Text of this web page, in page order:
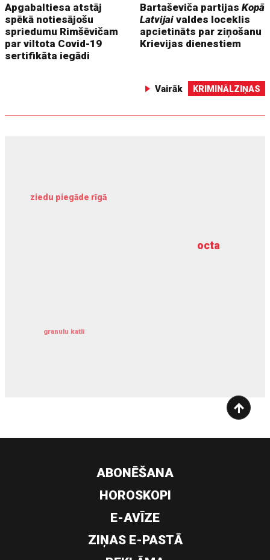
Apgabaltiesa atstāj
spēkā notiesājošu
spriedumu Rimšēvičam
par viltota Covid-19
sertifikāta iegādi
Bartaševiča partijasKopā
Latvijai valdes loceklis
apcietināts par ziņošanu
Krievijas dienestiem
Vairāk KRIMINĀLZIŅAS
octa
ziedu piegāde rīgā
granulu katli
dziļurbums
ABONĒŠANA
HOROSKOPI
E-AVĪZE
ZIŅAS E-PASTĀ